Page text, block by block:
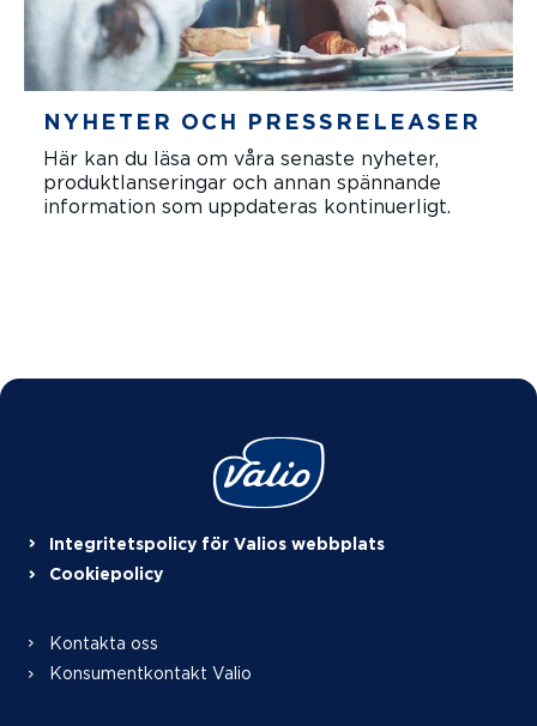
NYHETER OCH PRESSRELEASER
Här kan du läsa om våra senaste nyheter,
produktlanseringar och annan spännande
information som uppdateras kontinuerligt.
Integritetspolicy för Valios webbplats
Cookiepolicy
Kontakta oss
Konsumentkontakt Valio